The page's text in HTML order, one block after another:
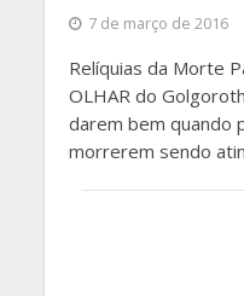
7 de março de 2016
Relíquias da Morte
OLHAR do
darem bem quando
morrerem sendo